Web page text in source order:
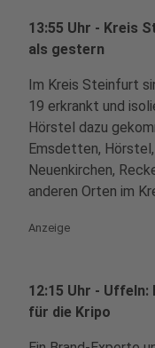
13:55 Uhr - Kreis
als gestern
Im Kreis Steinfurt
19 erkrankt und
Hörstel dazu
Emsdetten,
Neuenkirchen,
anderen Orten im
Anzeige
12:15 Uhr - Uffeln:
für die Kripo